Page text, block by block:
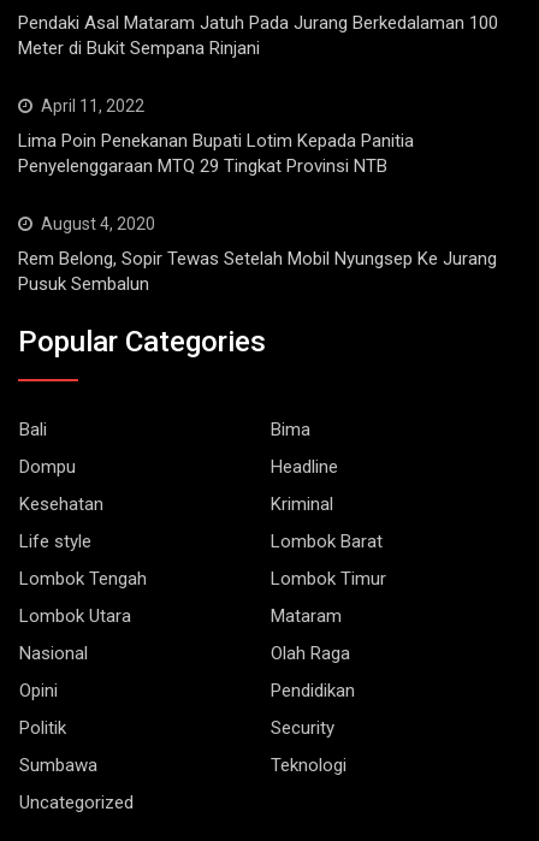
Pendaki Asal Mataram Jatuh Pada Jurang Berkedalaman 100
Meter di Bukit Sempana Rinjani
April 11, 2022
Lima Poin Penekanan Bupati Lotim Kepada Panitia
Penyelenggaraan MTQ 29 Tingkat Provinsi NTB
August 4, 2020
Rem Belong, Sopir Tewas Setelah Mobil Nyungsep Ke Jurang
Pusuk Sembalun
Popular Categories
Bali
Bima
Dompu
Headline
Kesehatan
Kriminal
Life style
Lombok Barat
Lombok Tengah
Lombok Timur
Lombok Utara
Mataram
Nasional
Olah Raga
Opini
Pendidikan
Politik
Security
Sumbawa
Teknologi
Uncategorized